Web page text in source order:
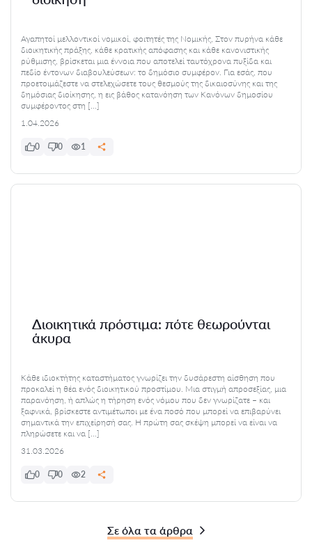
Αγαπητοί μελλοντικοί νομικοί, φοιτητές της Νομικής, Στον πυρήνα κάθε
διοικητικής πράξης, κάθε κρατικής απόφασης και κάθε κανονιστικής
ρύθμισης, βρίσκεται μια έννοια που αποτελεί ταυτόχρονα πυξίδα και
πεδίο έντονων διαβουλεύσεων: το δημόσιο συμφέρον. Για εσάς, που
προετοιμάζεστε να στελεχώσετε τους θεσμούς της δικαιοσύνης και της
δημόσιας διοίκησης, η εις βάθος κατανόηση των Κανόνων δημοσίου
συμφέροντος στη […]
1.04.2026
0 0 1
Διοικητικά πρόστιμα: πότε θεωρούνται
άκυρα
Κάθε ιδιοκτήτης καταστήματος γνωρίζει την δυσάρεστη αίσθηση που
προκαλεί η θέα ενός διοικητικού προστίμου. Μια στιγμή απροσεξίας, μια
παρανόηση, ή απλώς η τήρηση ενός νόμου που δεν γνωρίζατε – και
ξαφνικά, βρίσκεστε αντιμέτωποι με ένα ποσό που μπορεί να επιβαρύνει
σημαντικά την επιχείρησή σας. Η πρώτη σας σκέψη μπορεί να είναι να
πληρώσετε και να […]
31.03.2026
0 0 2
Σε όλα τα άρθρα